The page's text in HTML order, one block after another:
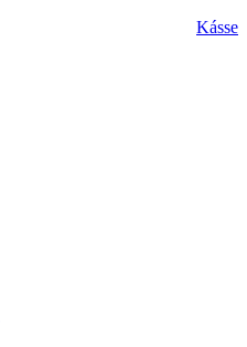
Kásse